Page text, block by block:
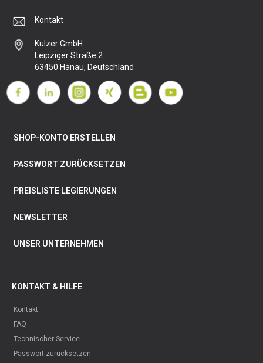
Kontakt
Kulzer GmbH
Leipziger Straße 2
63450 Hanau, Deutschland
SHOP-KONTO ERSTELLEN
PASSWORT ZURÜCKSETZEN
PREISLISTE LEGIERUNGEN
NEWSLETTER
UNSER UNTERNEHMEN
KONTAKT & HILFE
Kontakt
FAQ
Technischer Service
Passwort zurücksetzen